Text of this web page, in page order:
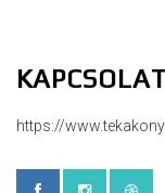
https://